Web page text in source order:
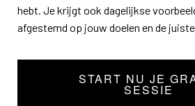
hebt. Je krijgt ook dagelijkse
afgestemd op jouw doelen en de
START NU JE
SESSIE